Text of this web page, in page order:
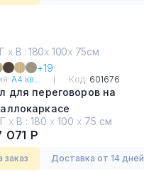
Г х В : 180х 100х 75см
+19
А4 кв... Код: 601676
для переговоров на
Шамони
Г х В : 180 х 100 х 75 см
071 Р
заказ Доставка от 14 дней